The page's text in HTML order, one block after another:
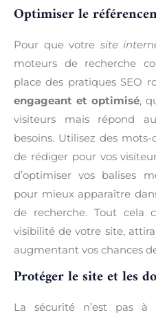
Optimiser le
Pour que votre site
moteurs de recherche
place des pratiques SEO
engageant et optimisé,
visiteurs mais répond
besoins. Utilisez des
de rédiger pour vos
d’optimiser vos balises
pour mieux apparaître
de recherche. Tout cela
visibilité de votre site,
augmentant vos chances
Protéger le site et les
La sécurité n’est pas